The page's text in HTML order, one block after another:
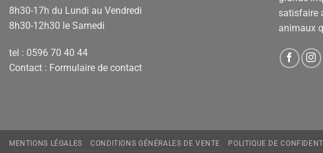
8h30-17h du Lundi au Vendredi
8h30-12h30 le Samedi
tel : 0596 70 40 44
Contact : Formulaire de contact
satisfaire
animaux
MENTIONS LÉGALES CONDITIONS GÉNÉRALES DE VENTE POLITIQUE DE